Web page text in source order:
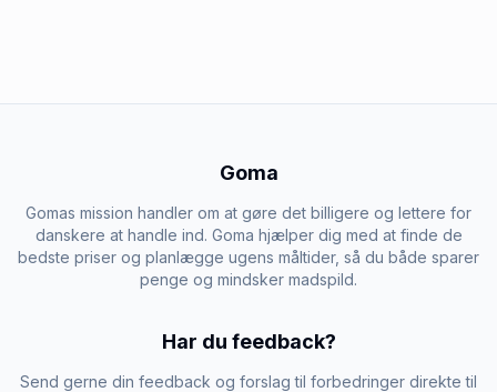
Goma
Gomas mission handler om at gøre det billigere og lettere for
danskere at handle ind. Goma hjælper dig med at finde de
bedste priser og planlægge ugens måltider, så du både sparer
penge og mindsker madspild.
Har du feedback?
Send gerne din feedback og forslag til forbedringer direkte til